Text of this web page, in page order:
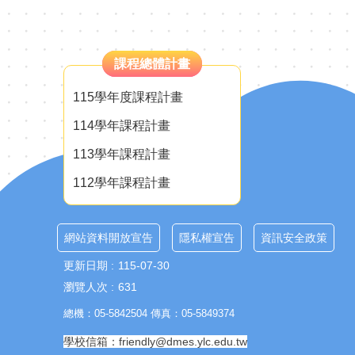
課程總體計畫
115學年度課程計畫
114學年課程計畫
113學年課程計畫
112學年課程計畫
網站資料開放宣告 隱私權宣告 資訊安全政策
更新日期
115-07-30
瀏覽人次
631
總機：05-5842504 傳真：05-5849374
學校信箱：friendly@dmes.ylc.edu.tw